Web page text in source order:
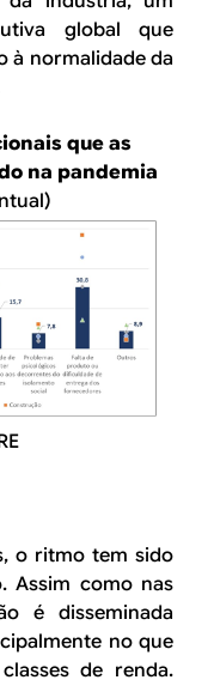
global que
à normalidade da
que as
na pandemia
o ritmo tem sido
Assim como nas
é disseminada
no que
de renda.